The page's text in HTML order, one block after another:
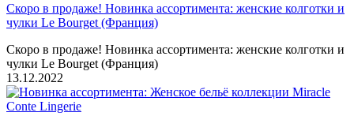
Скоро в продаже! Новинка ассортимента: женские колготки и
чулки Le Bourget (Франция)
Скоро в продаже! Новинка ассортимента: женские колготки и
чулки Le Bourget (Франция)
13.12.2022